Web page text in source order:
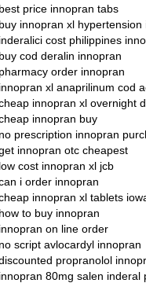
best price innopran tabs
buy innopran xl hypertension
inderalici cost philippines
buy cod deralin innopran
pharmacy order innopran
innopran xl anaprilinum cod
innopran xl overnight
innopran buy
no prescription innopran
innopran otc cheapest
low cost innopran xl jcb
i order innopran
innopran xl tablets
how to buy innopran
innopran on line order
no script avlocardyl innopran
propranolol
innopran 80mg salen inderal